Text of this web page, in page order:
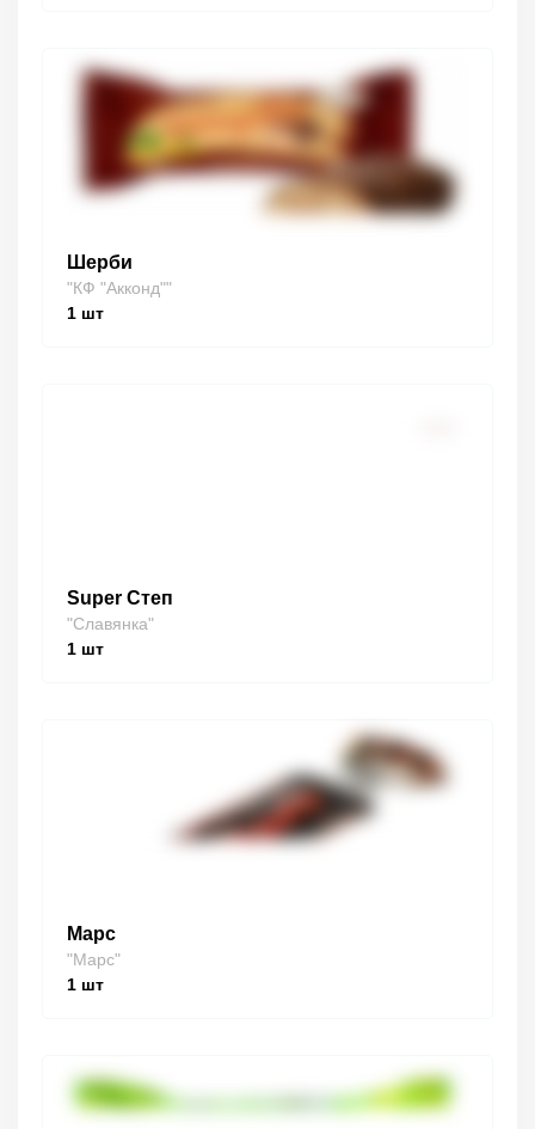
Шерби
"КФ "Акконд""
1 шт
Super Степ
"Славянка"
1 шт
Марс
"Марс"
1 шт